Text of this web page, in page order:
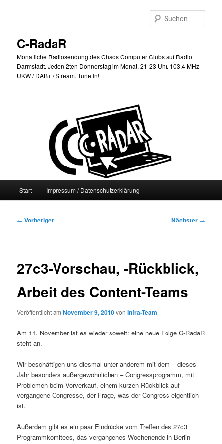
C-RadaR
Monatliche Radiosendung des Chaos Computer Clubs auf Radio
Darmstadt. Jeden 2ten Donnerstag im Monat, 21-23 Uhr. 103,4 MHz
UKW / DAB+ / Stream. Tune In!
Start Impressum / Datenschutzerklärung
Beitragsnavigation
← Vorheriger Nächster →
27c3-Vorschau, -Rückblick,
Arbeit des Content-Teams
Veröffentlicht amNovember 9, 2010vonInfra-Team
Am 11. November ist es wieder soweit: eine neue Folge C-RadaR
steht an.
Wir beschäftigen uns diesmal unter anderem mit dem – dieses
Jahr besonders außergewöhnlichen – Congressprogramm, mit
Problemen beim Vorverkauf, einem kurzen Rückblick auf
vergangene Congresse, der Frage, was der Congress eigentlich
ist.
Außerdem gibt es ein paar Eindrücke vom Treffen des 27c3
Programmkomitees, das vergangenes Wochenende in Berlin